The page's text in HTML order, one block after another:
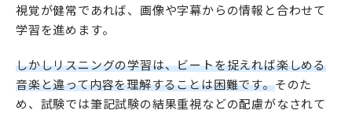
視覚が健常であれば、画像や字幕からの情報と合わせて
学習を進めます。
しかしリスニングの学習は、ビートを捉えれば楽しめる
音楽と違って内容を理解することは困難です。そのた
め、試験では筆記試験の結果重視などの配慮がなされて